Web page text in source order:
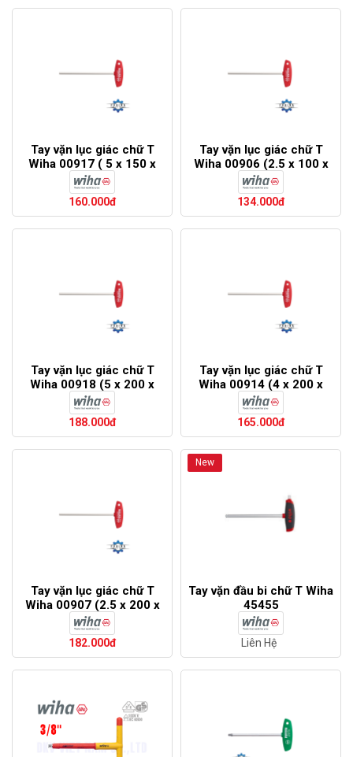
Tay vặn lục giác chữ T
Wiha 00917 ( 5 x 150 x
182)
160.000đ
Tay vặn lục giác chữ T
Wiha 00906 (2.5 x 100 x
126)
134.000đ
Tay vặn lục giác chữ T
Wiha 00918 (5 x 200 x
232)
188.000đ
Tay vặn lục giác chữ T
Wiha 00914 (4 x 200 x
226)
165.000đ
Tay vặn lục giác chữ T
Wiha 00907 (2.5 x 200 x
226)
182.000đ
New
Tay vặn đầu bi chữ T Wiha
45455
Liên Hệ